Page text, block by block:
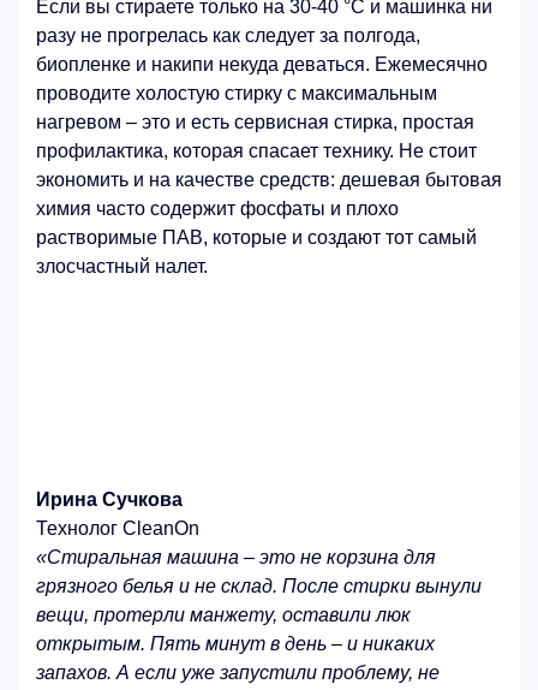
Если вы стираете только на 30-40 °C и машинка ни
разу не прогрелась как следует за полгода,
биопленке и накипи некуда деваться. Ежемесячно
проводите холостую стирку с максимальным
нагревом – это и есть сервисная стирка, простая
профилактика, которая спасает технику. Не стоит
экономить и на качестве средств: дешевая бытовая
химия часто содержит фосфаты и плохо
растворимые ПАВ, которые и создают тот самый
злосчастный налет.
Ирина Сучкова
Технолог CleanOn
«Стиральная машина – это не корзина для
грязного белья и не склад. После стирки вынули
вещи, протерли манжету, оставили люк
открытым. Пять минут в день – и никаких
запахов. А если уже запустили проблему, не